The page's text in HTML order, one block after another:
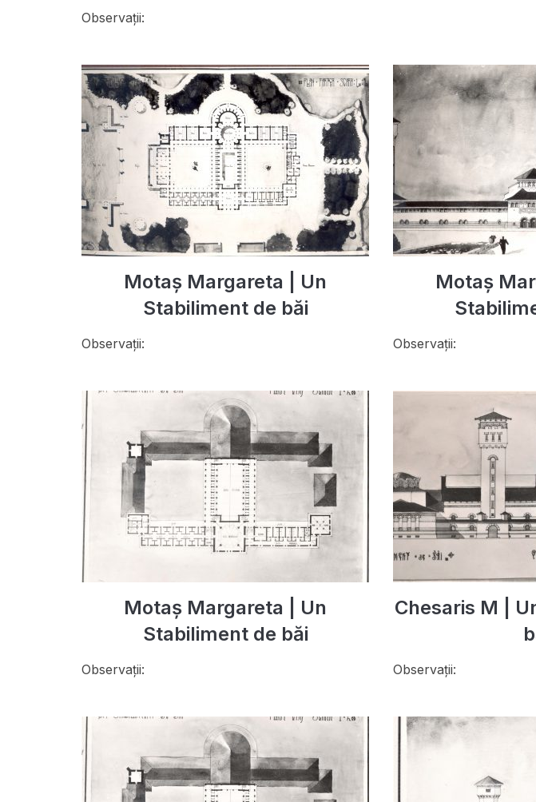
Observații:
Motaș Margareta | Un
Stabiliment de băi
Observații:
Motaș
Observații:
Motaș Margareta | Un
Stabiliment de băi
Observații:
Chesaris M |
Observații: